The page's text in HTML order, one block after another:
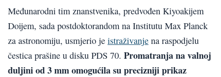
Međunarodni tim znanstvenika, predvođen Kiyoakijem
Doijem, sada postdoktorandom na Institutu Max Planck
za astronomiju, usmjerio je istraživanje na raspodjelu
čestica prašine u disku PDS 70. Promatranja na valnoj
duljini od 3 mm omogućila su precizniji prikaz